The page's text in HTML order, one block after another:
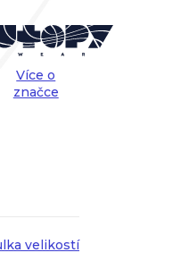
velikostí
Více o
značce